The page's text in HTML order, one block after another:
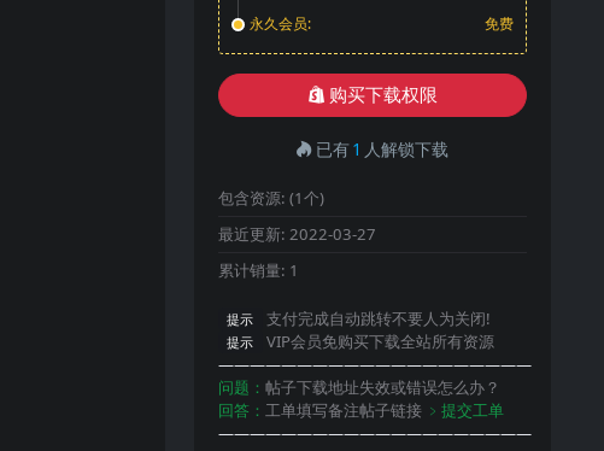
永久会员:
免费
购买下载权限
已有1 人解锁下载
包含资源: (1个)
最近更新: 2022-03-27
累计销量: 1
提示 支付完成自动跳转不要人为关闭!
提示
VIP会员免购买下载全站所有资源
————————————————————
问题： 帖子下载地址失效或错误怎么办？
回答： 工单填写备注帖子链接 ﹥提交工单
————————————————————